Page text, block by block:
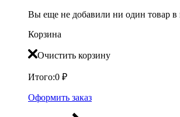
Вы еще не добавили ни один товар в
Корзина
Очистить корзину
Итого:0 ₽
Оформить заказ